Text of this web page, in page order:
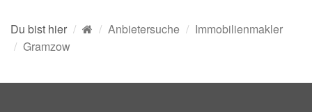
Du bist hier Anbietersuche
Immobilienmakler
Gramzow